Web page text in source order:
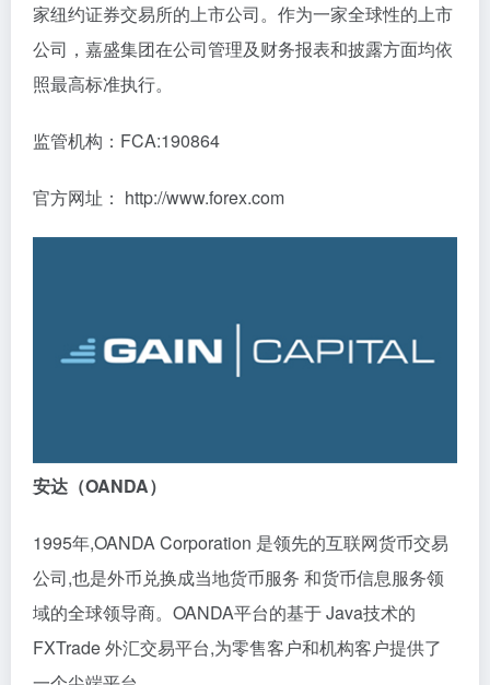
家纽约证券交易所的上市公司。作为一家全球性的上市
公司，嘉盛集团在公司管理及财务报表和披露方面均依
照最高标准执行。
监管机构：FCA:190864
官方网址： http://www.forex.com
安达（OANDA）
1995年,OANDA Corporation 是领先的互联网货币交易
公司,也是外币兑换成当地货币服务 和货币信息服务领
域的全球领导商。OANDA平台的基于 Java技术的
FXTrade 外汇交易平台,为零售客户和机构客户提供了